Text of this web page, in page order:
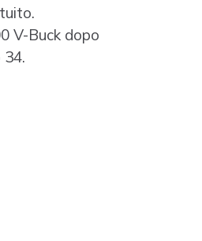
V-Buck dopo
34.